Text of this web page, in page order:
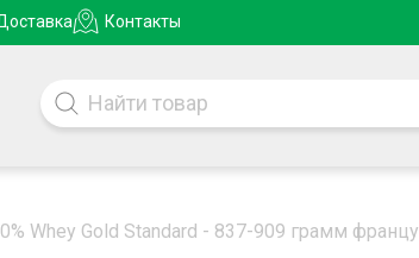
Контакты
Whey Gold Standard - 837-909 грамм